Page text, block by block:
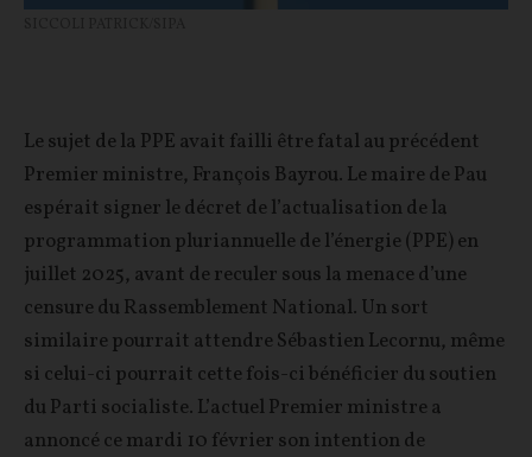
Le sujet de la PPE avait failli être fatal au précédent
Premier ministre, François Bayrou. Le maire de Pau
espérait signer le décret de l’actualisation de la
programmation pluriannuelle de l’énergie (PPE) en
juillet 2025, avant de reculer sous la menace d’une
censure du Rassemblement National. Un sort
similaire pourrait attendre Sébastien Lecornu, même
si celui-ci pourrait cette fois-ci bénéficier du soutien
du Parti socialiste. L’actuel Premier ministre a
annoncé ce mardi 10 février son intention de